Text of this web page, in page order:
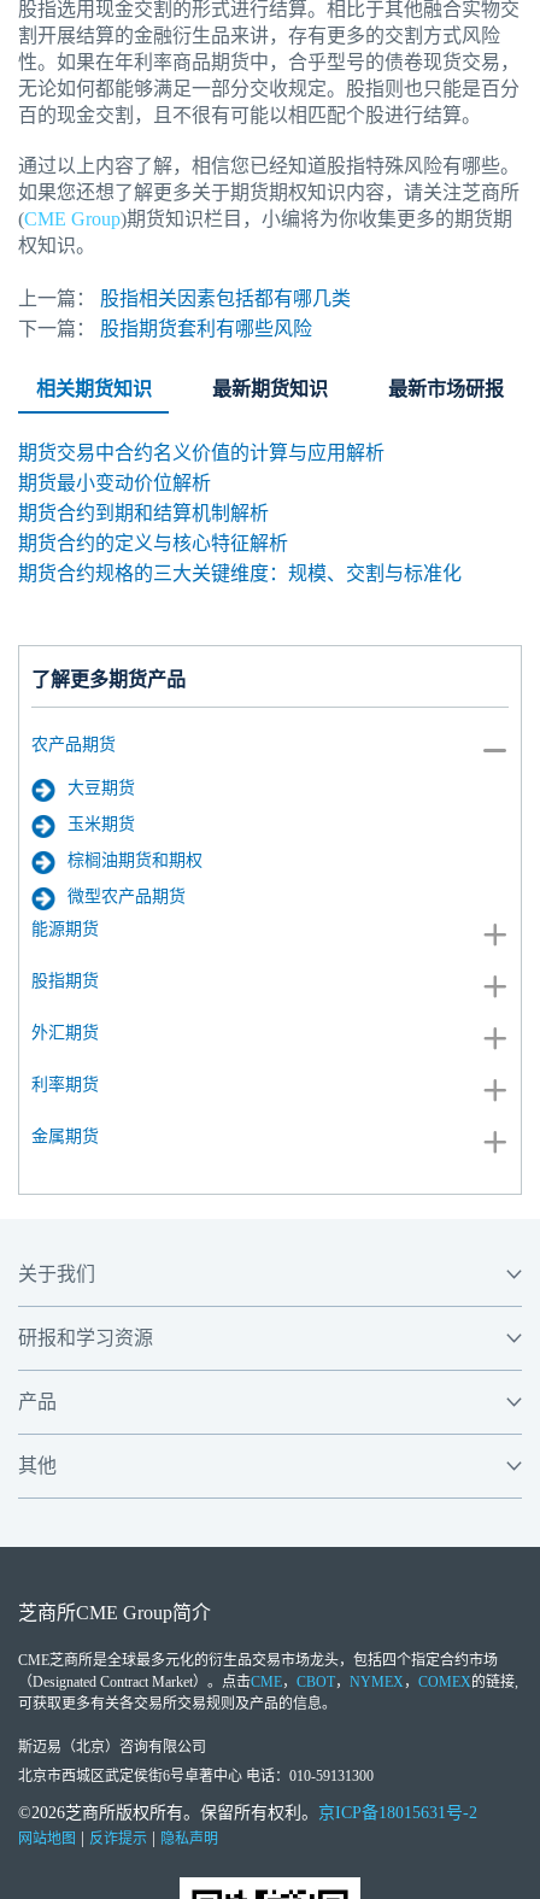
了解更多期货产品
农产品期货
大豆期货
玉米期货
棕榈油期货和期权
微型农产品期货
能源期货
股指期货
外汇期货
利率期货
金属期货
股指选用现金交割的形式进行结算。相比于其他融合实物交
割开展结算的金融衍生品来讲，存有更多的交割方式风险
性。如果在年利率商品期货中，合乎型号的债卷现货交易，
无论如何都能够满足一部分交收规定。股指则也只能是百分
百的现金交割，且不很有可能以相匹配个股进行结算。
通过以上内容了解，相信您已经知道股指特殊风险有哪些。
如果您还想了解更多关于期货期权知识内容，请关注芝商所
(CME Group)期货知识栏目，小编将为你收集更多的期货期
权知识。
上一篇：
股指相关因素包括都有哪几类
下一篇：
股指期货套利有哪些风险
相关期货知识 最新期货知识 最新市场研报
期货交易中合约名义价值的计算与应用解析
期货最小变动价位解析
期货合约到期和结算机制解析
期货合约的定义与核心特征解析
期货合约规格的三大关键维度：规模、交割与标准化
关于我们
研报和学习资源
产品
其他
芝商所CME Group简介
CME芝商所是全球最多元化的衍生品交易市场龙头，包括四个指定合约市场
（Designated Contract Market）。点击CME， CBOT， NYMEX， COMEX的链接,
可获取更多有关各交易所交易规则及产品的信息。
斯迈易（北京）咨询有限公司
北京市西城区武定侯街6号卓著中心 电话：010-59131300
©2026芝商所版权所有。保留所有权利。 京ICP备18015631号-2
网站地图 反诈提示 隐私声明